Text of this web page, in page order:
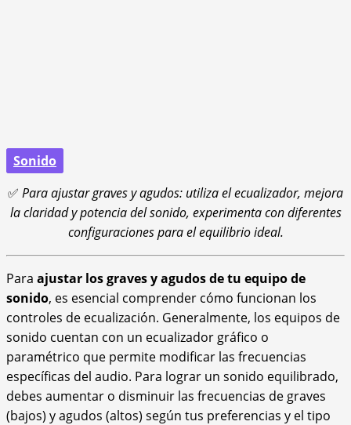
Sonido
✅ Para ajustar graves y agudos: utiliza el ecualizador, mejora
la claridad y potencia del sonido, experimenta con diferentes
configuraciones para el equilibrio ideal.
Para ajustar los graves y agudos de tu equipo de
sonido, es esencial comprender cómo funcionan los
controles de ecualización. Generalmente, los equipos de
sonido cuentan con un ecualizador gráfico o
paramétrico que permite modificar las frecuencias
específicas del audio. Para lograr un sonido equilibrado,
debes aumentar o disminuir las frecuencias de graves
(bajos) y agudos (altos) según tus preferencias y el tipo